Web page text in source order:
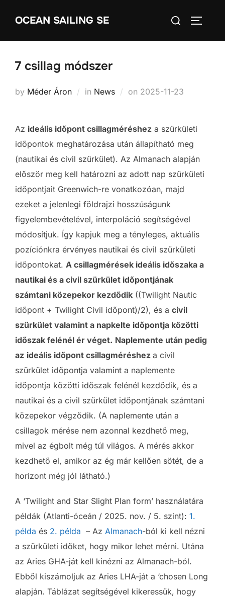
OCEAN SAILING SE
Search
7 csillag módszer
by Méder Áron in News on Posted
2025-11-23
Az ideális időpont csillagméréshez a szürkületi
időpontok meghatározása után állapítható meg
(nautikai és civil szürkület). Az Almanach alapján
először meg kell határozni az adott nap szürkületi
időpontjait Greenwich-re vonatkozóan, majd
ezeket a jelenlegi földrajzi hosszúságunk
figyelembevételével, interpoláció segítségével
módosítjuk. Így kapjuk meg a tényleges, aktuális
pozíciónkra érvényes nautikai és civil szürkületi
időpontokat. A csillagmérések ideális időszaka a
nautikai és a civil szürkület időpontjának
számtani közepekor kezdődik ((Twilight Nautic
időpont + Twilight Civil időpont)/2), és a civil
szürkület valamint a napkelte időpontja közötti
időszak felénél ér véget. Naplemente után pedig
az ideális időpont csillagméréshez a civil
szürkület időpontja valamint a naplemente
időpontja közötti időszak felénél kezdődik, és a
nautikai és a civil szürkület időpontjának számtani
közepekor végződik. (A naplemente után a
csillagok mérése nem azonnal kezdhető meg,
mivel az égbolt még túl világos. A mérés akkor
kezdhető el, amikor az ég már kellően sötét, de a
horizont még jól látható.)
A ‘Twilight and Star Slight Plan form’ használatára
példák (Atlanti-óceán / 2025. nov. / 5. szint): 1.
példa és 2. példa – Az Almanach-ból ki kell nézni
a szürkületi időket, hogy mikor lehet mérni. Utána
az Aries GHA-ját kell kinézni az Almanach-ból.
Ebből kiszámoljuk az Aries LHA-ját a ‘chosen Long
alapján. Táblázat segítségével kikeressük, hogy